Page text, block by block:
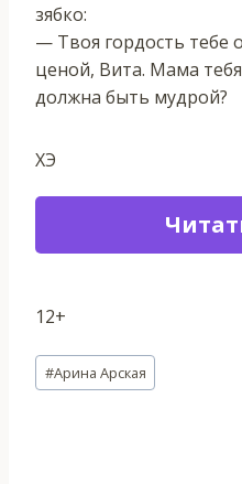
зябко:
— Твоя гордость тебе
ценой, Вита. Мама
должна быть мудрой?
ХЭ
12+
Метки
записи:
#Арина Арская